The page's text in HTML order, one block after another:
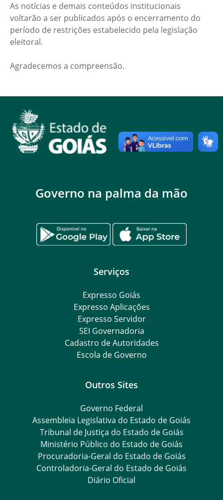
As notícias e demais conteúdos institucionais
voltarão a ser publicados após o encerramento do
período de restrições estabelecido pela legislação
eleitoral.
Agradecemos a compreensão.
Governo na palma da mão
Serviços
Expresso Goiás
Expresso Aplicações
Expresso Servidor
SEI Governadoria
Cadastro de Autoridades
Escola de Governo
Outros Sites
Governo Federal
Assembleia Legislativa do Estado de Goiás
Tribunal de Justiça do Estado de Goiás
Ministério Público do Estado de Goiás
Procuradoria-Geral do Estado de Goiás
Controladoria-Geral do Estado de Goiás
Diário Oficial